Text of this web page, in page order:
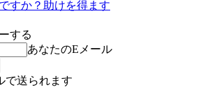
すか？助けを得ます
する
あなたのEメール
で送られます